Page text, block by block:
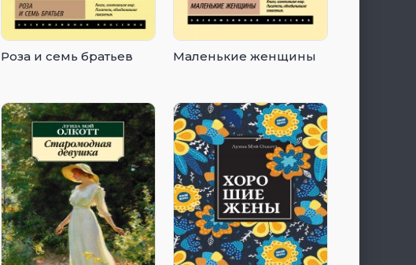
Роза и семь братьев Маленькие женщины